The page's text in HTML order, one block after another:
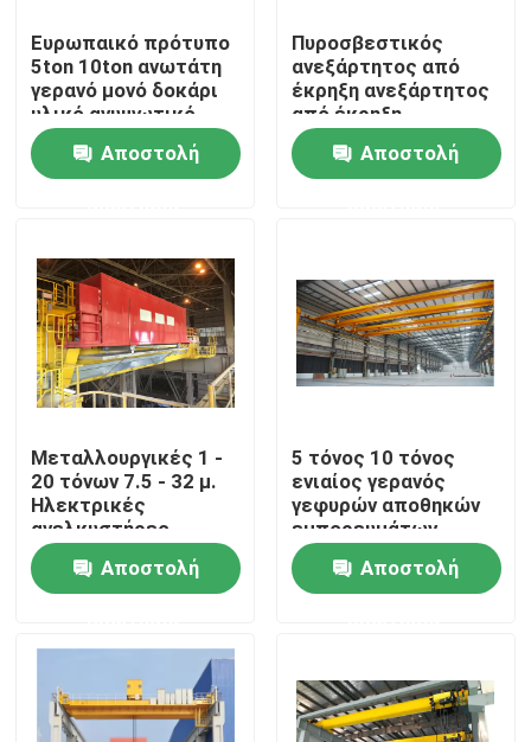
Αρχική Σελίδα
Προϊόντα
Γύρος εργοστασίων
Ποιοτικός έλεγχος
Γερανός ταξιδίου
Διπλός υπερυψωμένος γερανός δοκών
Γερανός μονής δοκού
Διπλός γερανός ατσάλινων σκελετών δοκών
Ευρωπαικό πρότυπο
5ton 10ton ανωτάτη
γερανό μονό δοκάρι
υλικό ανυψωτικό
γερανό
Αποστολή
Πυροσβεστικός
ανεξάρτητος από
έκρηξη ανεξάρτητος
από έκρηξη
Αποστολή
Μεταλλουργικές 1 -
20 τόνων 7.5 - 32 μ.
Ηλεκτρικές
ανελκυστήρες
Αποστολή
5 τόνος 10 τόνος
ενιαίος γερανός
γεφυρών αποθηκών
εμπορευμάτων
γερανών Q235B
ακτίνων EOT 16
τόνου
Αποστολή